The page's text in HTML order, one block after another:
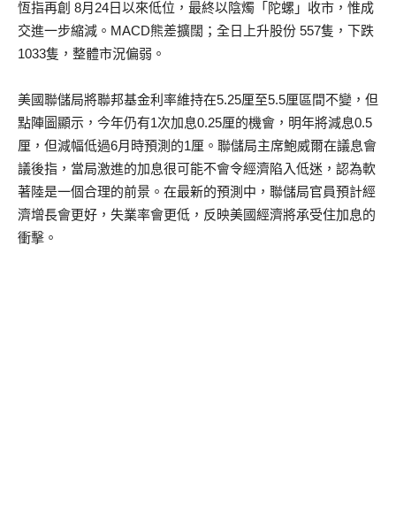
恆指再創 8月24日以來低位，最終以陰燭「陀螺」收市，惟成
交進一步縮減。MACD熊差擴闊；全日上升股份 557隻，下跌
1033隻，整體市況偏弱。
美國聯儲局將聯邦基金利率維持在5.25厘至5.5厘區間不變，但
點陣圖顯示，今年仍有1次加息0.25厘的機會，明年將減息0.5
厘，但減幅低過6月時預測的1厘。聯儲局主席鮑威爾在議息會
議後指，當局激進的加息很可能不會令經濟陷入低迷，認為軟
著陸是一個合理的前景。在最新的預測中，聯儲局官員預計經
濟增長會更好，失業率會更低，反映美國經濟將承受住加息的
衝擊。